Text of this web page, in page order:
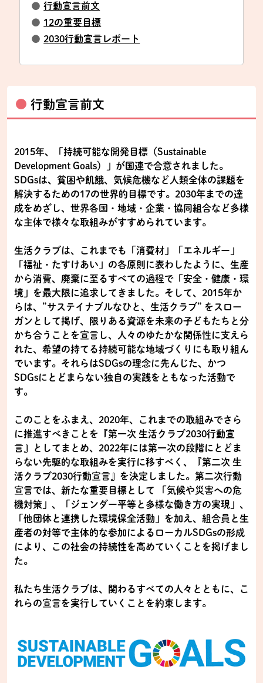
● 行動宣言前文
● 12の重要目標
● 2030行動宣言レポート
行動宣言前文
2015年、「持続可能な開発目標（Sustainable
Development Goals）」が国連で合意されました。
SDGsは、貧困や飢餓、気候危機など人類全体の課題を
解決するための17の世界的目標です。2030年までの達
成をめざし、世界各国・地域・企業・協同組合など多様
な主体で様々な取組みがすすめられています。
生活クラブは、これまでも「消費材」「エネルギー」
「福祉・たすけあい」の各原則に表わしたように、生産
から消費、廃棄に至るすべての過程で「安全・健康・環
境」を最大限に追求してきました。そして、2015年か
らは、”サステイナブルなひと、生活クラブ” をスロー
ガンとして掲げ、限りある資源を未来の子どもたちと分
かち合うことを宣言し、人々のゆたかな関係性に支えら
れた、希望の持てる持続可能な地域づくりにも取り組ん
でいます。それらはSDGsの理念に先んじた、かつ
SDGsにとどまらない独自の実践をともなった活動で
す。
このことをふまえ、2020年、これまでの取組みでさら
に推進すべきことを『第一次 生活クラブ2030行動宣
言』としてまとめ、2022年には第一次の段階にとどま
らない先駆的な取組みを実行に移すべく、『第二次 生
活クラブ2030行動宣言』を決定しました。第二次行動
宣言では、新たな重要目標として 「気候や災害への危
機対策」、「ジェンダー平等と多様な働き方の実現」、
「他団体と連携した環境保全活動」を加え、組合員と生
産者の対等で主体的な参加によるローカルSDGsの形成
により、この社会の持続性を高めていくことを掲げまし
た。
私たち生活クラブは、関わるすべての人々とともに、こ
れらの宣言を実行していくことを約束します。